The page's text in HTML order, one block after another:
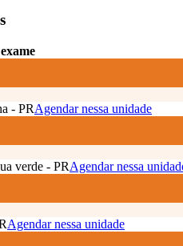
- PRAgendar nessa unidade
verde - PRAgendar nessa
Agendar nessa unidade